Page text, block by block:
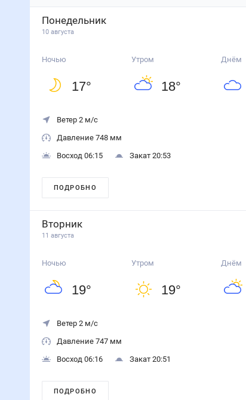
Понедельник
10 августа
Ночью
17°
Утром
18°
Днём
Ветер 2 м/с
Давление 748 мм
Восход 06:15
Закат 20:53
ПОДРОБНО
Вторник
11 августа
Ночью
19°
Утром
19°
Днём
Ветер 2 м/с
Давление 747 мм
Восход 06:16
Закат 20:51
ПОДРОБНО